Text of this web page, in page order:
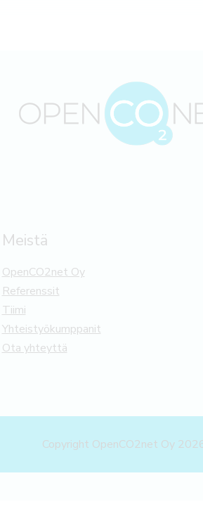
Meistä
OpenCO2net Oy
Referenssit
Tiimi
Yhteistyökumppanit
Ota yhteyttä
Copyright OpenCO2net Oy